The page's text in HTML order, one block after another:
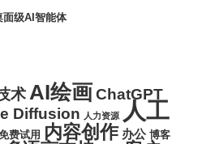
面级AI智能体
术AI绘画ChatGPT
Diffusion 人力资源 人工
费试用 内容创作 办公 博客